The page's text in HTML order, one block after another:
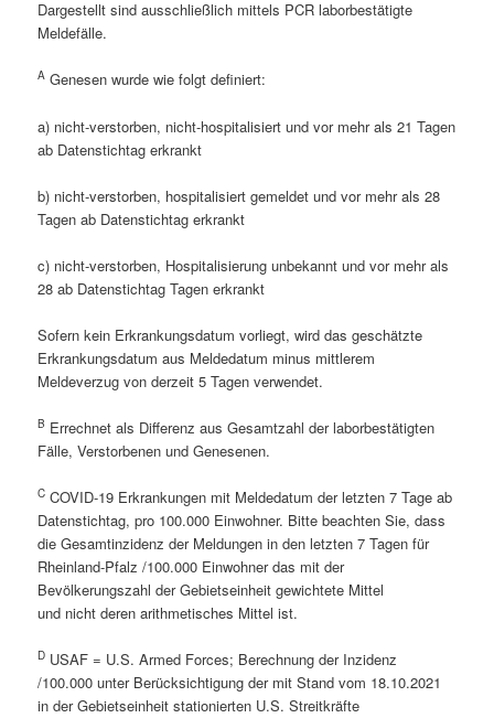
Dargestellt sind ausschließlich mittels PCR laborbestätigte
Meldefälle.
A Genesen wurde wie folgt definiert:
a) nicht-verstorben, nicht-hospitalisiert und vor mehr als 21 Tagen
ab Datenstichtag erkrankt
b) nicht-verstorben, hospitalisiert gemeldet und vor mehr als 28
Tagen ab Datenstichtag erkrankt
c) nicht-verstorben, Hospitalisierung unbekannt und vor mehr als
28 ab Datenstichtag Tagen erkrankt
Sofern kein Erkrankungsdatum vorliegt, wird das geschätzte
Erkrankungsdatum aus Meldedatum minus mittlerem
Meldeverzug von derzeit 5 Tagen verwendet.
B Errechnet als Differenz aus Gesamtzahl der laborbestätigten
Fälle, Verstorbenen und Genesenen.
C COVID-19 Erkrankungen mit Meldedatum der letzten 7 Tage ab
Datenstichtag, pro 100.000 Einwohner. Bitte beachten Sie, dass
die Gesamtinzidenz der Meldungen in den letzten 7 Tagen für
Rheinland-Pfalz /100.000 Einwohner das mit der
Bevölkerungszahl der Gebietseinheit gewichtete Mittel
und nicht deren arithmetisches Mittel ist.
D USAF = U.S. Armed Forces; Berechnung der Inzidenz
/100.000 unter Berücksichtigung der mit Stand vom 18.10.2021
in der Gebietseinheit stationierten U.S. Streitkräfte